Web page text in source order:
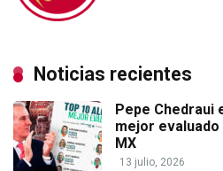
Noticias recientes
Pepe Chedraui
mejor
MX
13 julio, 2026